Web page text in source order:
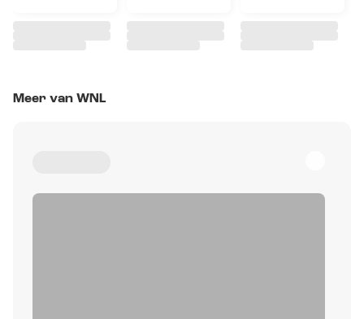
Meer van WNL